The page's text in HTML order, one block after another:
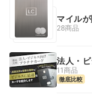
マイル
28商品
法人・
11商品
徹底比較